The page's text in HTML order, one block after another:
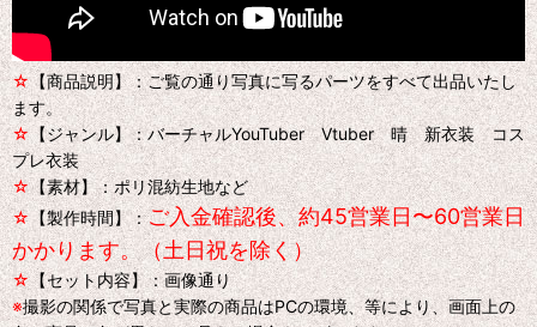
☆【商品説明】：ご覧の通り写真に写るパーツをすべて出品いたし
ます。
☆【ジャンル】：バーチャルYouTuber Vtuber 晴 新衣装 コス
プレ衣装
☆【素材】：ポリ混紡生地など
☆ 【製作時間】：ご入金確認後、約45営業日〜60営業日
かかります。（土日祝を除く）
☆【セット内容】：画像通り
※撮影の関係で写真と実際の商品はPCの環境、等により、画面上の